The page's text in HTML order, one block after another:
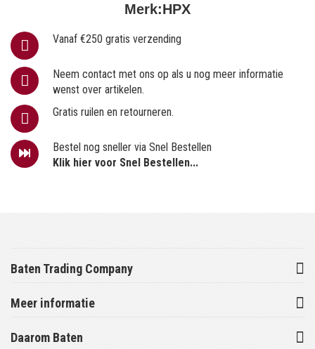
Merk:HPX
Vanaf €250 gratis verzending
Neem contact met ons op als u nog meer informatie
wenst over artikelen.
Gratis ruilen en retourneren.
Bestel nog sneller via Snel Bestellen
Klik hier voor Snel Bestellen...
Baten Trading Company
Meer informatie
Daarom Baten